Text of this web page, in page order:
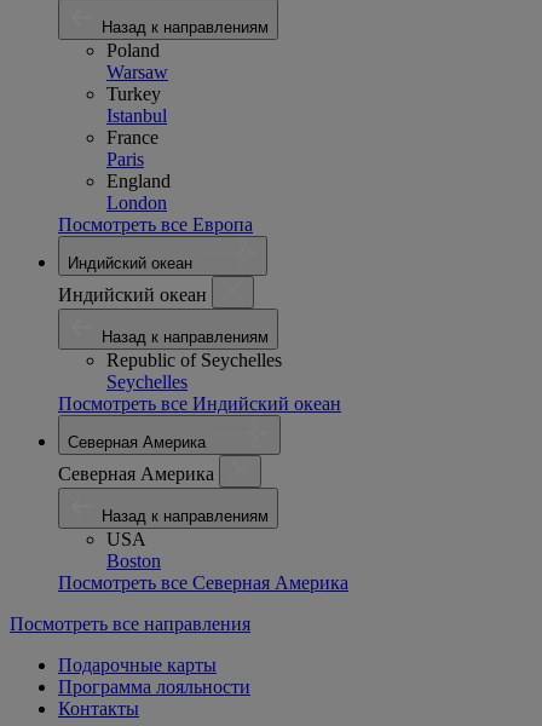
Назад к направлениям
Poland
Warsaw
Turkey
Istanbul
France
Paris
England
London
Посмотреть все Европа
Индийский океан
Индийский океан
Назад к направлениям
Republic of Seychelles
Seychelles
Посмотреть все Индийский океан
Северная Америка
Северная Америка
Назад к направлениям
USA
Boston
Посмотреть все Северная Америка
Посмотреть все направления
Подарочные карты
Программа лояльности
Контакты